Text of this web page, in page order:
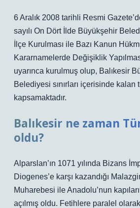
6 Aralık 2008 tarihli Resmi
sayılı On Dört İlde Büyükşehir
İlçe Kurulması ile Bazı Kanun
Kararnamelerde Değişiklik
uyarınca kurulmuş olup, Balıkesir
Belediyesi sınırları içerisinde kalan
kapsamaktadır.
Balıkesir ne zaman
oldu?
Alparslan’ın 1071 yılında Bizans
Diogenes’e karşı kazandığı
Muharebesi ile Anadolu’nun
açılmış oldu. Fetihlere paralel